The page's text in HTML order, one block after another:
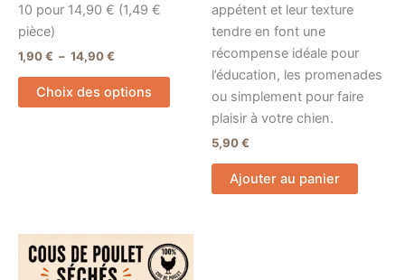
10 pour 14,90 € (1,49 €
pièce)
1,90€ – 14,90€
Choix des options
appétent et leur texture
tendre en font une
récompense idéale pour
l’éducation, les promenades
ou simplement pour faire
plaisir à votre chien.
5,90€
Ajouter au panier